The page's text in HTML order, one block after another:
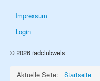
Impressum
Login
© 2026 radclubwels
Aktuelle Seite: Startseite